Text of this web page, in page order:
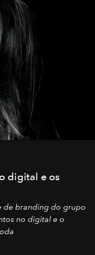
digital e os
de branding do grupo
no digital e o